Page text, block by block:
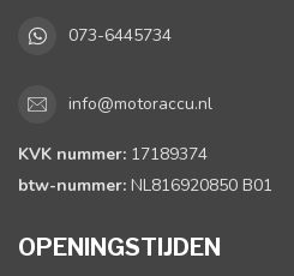
073-6445734
info@motoraccu.nl
KVK nummer: 17189374
btw-nummer: NL816920850 B01
OPENINGSTIJDEN